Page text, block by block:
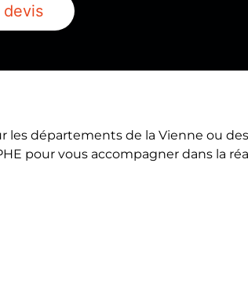
devis
les départements de la Vienne ou
pour vous accompagner dans la